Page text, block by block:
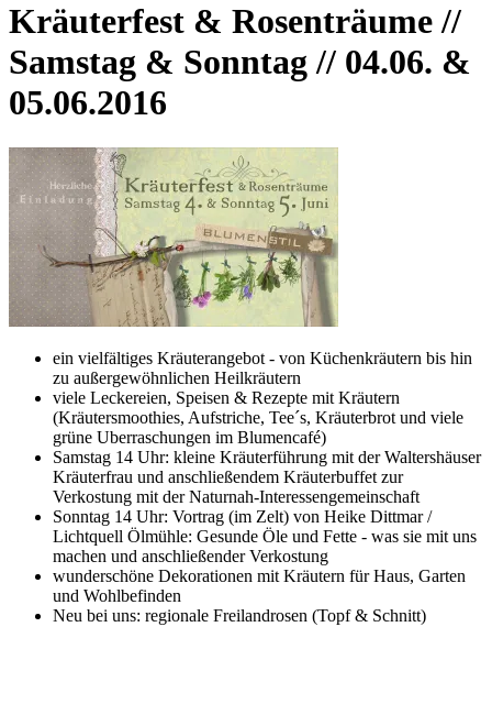
Kräuterfest & Rosenträume //
Samstag & Sonntag // 04.06. &
05.06.2016
ein vielfältiges Kräuterangebot - von Küchenkräutern bis hin
zu außergewöhnlichen Heilkräutern
viele Leckereien, Speisen & Rezepte mit Kräutern
(Kräutersmoothies, Aufstriche, Tee´s, Kräuterbrot und viele
grüne Uberraschungen im Blumencafé)
Samstag 14 Uhr: kleine Kräuterführung mit der Waltershäuser
Kräuterfrau und anschließendem Kräuterbuffet zur
Verkostung mit der Naturnah-Interessengemeinschaft
Sonntag 14 Uhr: Vortrag (im Zelt) von Heike Dittmar /
Lichtquell Ölmühle: Gesunde Öle und Fette - was sie mit uns
machen und anschließender Verkostung
wunderschöne Dekorationen mit Kräutern für Haus, Garten
und Wohlbefinden
Neu bei uns: regionale Freilandrosen (Topf & Schnitt)